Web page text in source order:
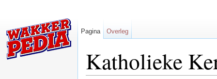
Katholieke
Pagina Overleg